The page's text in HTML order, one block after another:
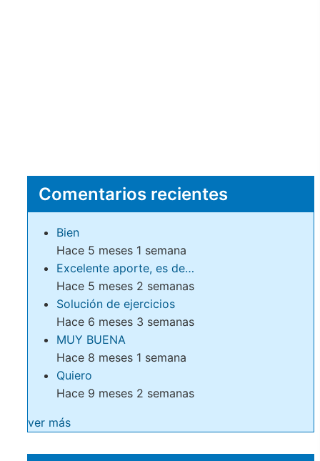
Comentarios recientes
Bien
Hace 5 meses 1 semana
Excelente aporte, es de…
Hace 5 meses 2 semanas
Solución de ejercicios
Hace 6 meses 3 semanas
MUY BUENA
Hace 8 meses 1 semana
Quiero
Hace 9 meses 2 semanas
ver más